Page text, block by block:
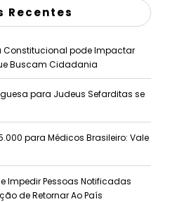
Recentes
Constitucional pode Impactar
Buscam Cidadania
para Judeus Sefarditas se
para Médicos Brasileiro: Vale
Impedir Pessoas Notificadas
de Retornar Ao País